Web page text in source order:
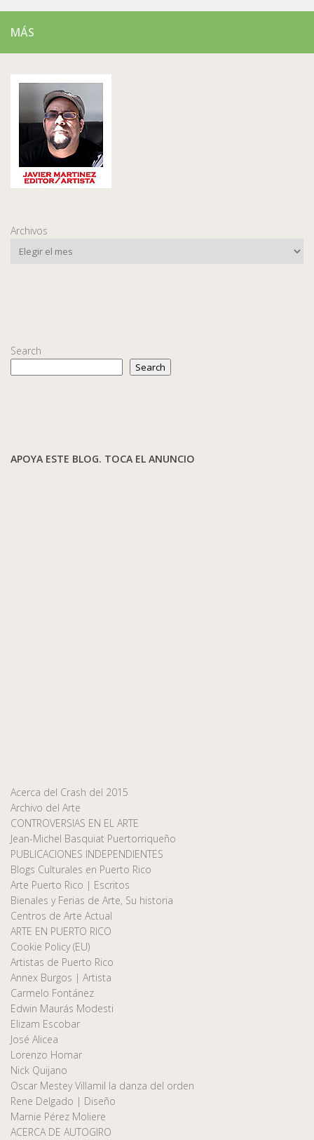
MÁS
Archivos
Search
Search
APOYA ESTE BLOG. TOCA EL ANUNCIO
Acerca del Crash del 2015
Archivo del Arte
CONTROVERSIAS EN EL ARTE
Jean-Michel Basquiat Puertorriqueño
PUBLICACIONES INDEPENDIENTES
Blogs Culturales en Puerto Rico
Arte Puerto Rico | Escritos
Bienales y Ferias de Arte, Su historia
Centros de Arte Actual
ARTE EN PUERTO RICO
Cookie Policy (EU)
Artistas de Puerto Rico
Annex Burgos | Artista
Carmelo Fontánez
Edwin Maurás Modesti
Elizam Escobar
José Alicea
Lorenzo Homar
Nick Quijano
Oscar Mestey Villamil la danza del orden
Rene Delgado | Diseño
Marnie Pérez Moliere
ACERCA DE AUTOGIRO